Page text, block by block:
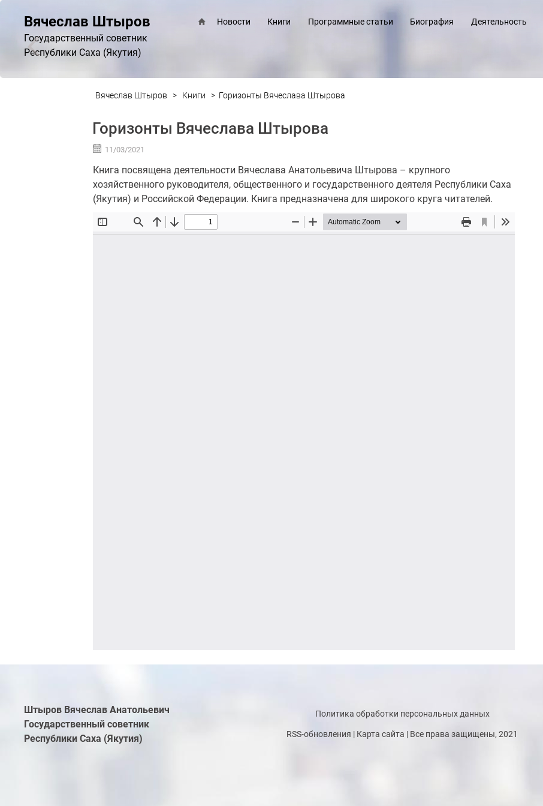
Вячеслав Штыров
Государственный советник
Республики Саха (Якутия)
Новости Книги Программные статьи Биография Деятельность
Вячеслав Штыров > Книги > Горизонты Вячеслава Штырова
Горизонты Вячеслава Штырова
11/03/2021
Книга посвящена деятельности Вячеслава Анатольевича Штырова – крупного
хозяйственного руководителя, общественного и государственного деятеля Республики Саха
(Якутия) и Российской Федерации. Книга предназначена для широкого круга читателей.
Штыров Вячеслав Анатольевич
Государственный советник
Республики Саха (Якутия)
Политика обработки персональных данных
RSS-обновления | Карта сайта | Все права защищены, 2021